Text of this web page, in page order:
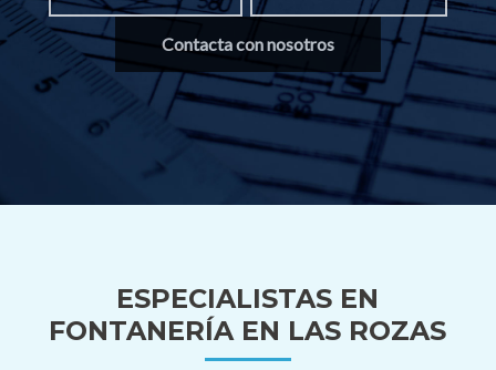
Contacta con nosotros
ESPECIALISTAS EN
FONTANERÍA EN LAS ROZAS